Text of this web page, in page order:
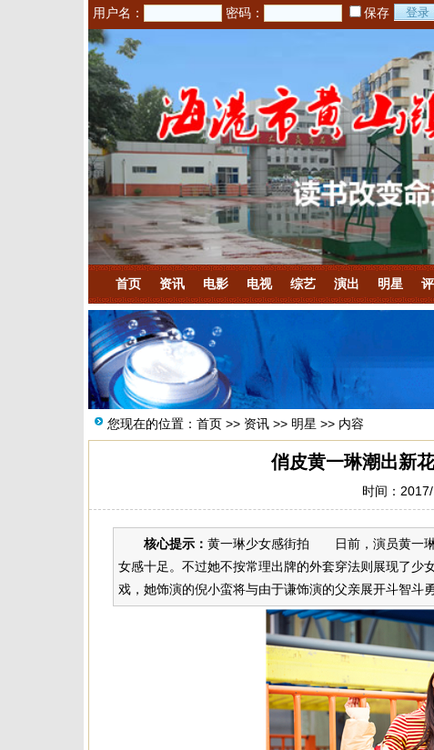
用户名： 密码： 保存
首页 资讯 电影 电视 综艺 演出 明星
您现在的位置： 首页 >> 资讯 >> 明星 >> 内容
俏皮黄一琳潮出新
时间：
核心提示： 黄一琳少女感街拍 日前，演员黄一琳
女感十足。不过她不按常理出牌的外套穿法则展现了少
戏，她饰演的倪小蛮将与由于谦饰演的父亲展开斗智斗